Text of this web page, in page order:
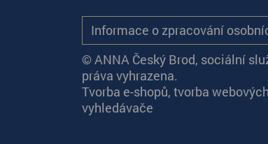
Informace o zpracování
© ANNA Český Brod, sociální
práva vyhrazena.
Tvorba e-shopů,tvorba
vyhledávače